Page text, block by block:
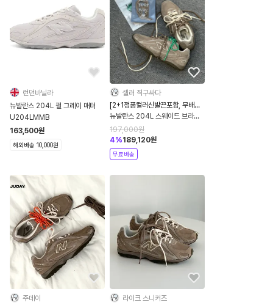
런던바닐라
뉴발란스 204L 펄 그레이 매터
U204LMMB
163,500원
해외배송 10,000원
셀러 직구싸다
[2+1정품컬러신발끈포함, 무배특
가]
뉴발란스 204L 스웨이드 브라운
U204LMMA
197,000원
4%189,120원
무료배송
주데이
라이크 스니커즈